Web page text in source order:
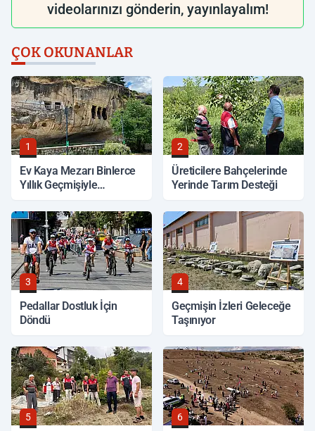
videolarınızı gönderin, yayınlayalım!
ÇOK OKUNANLAR
1
Ev Kaya Mezarı Binlerce
Yıllık Geçmişiyle
2
Üreticilere Bahçelerinde
Yerinde Tarım Desteği
3
Pedallar Dostluk İçin
Döndü
4
Geçmişin İzleri Geleceğe
Taşınıyor
5 6